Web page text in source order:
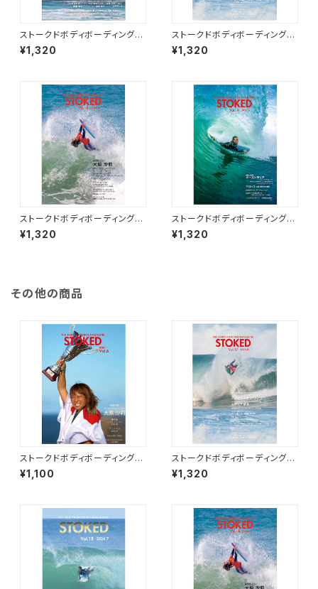
ストークドボディボーディングマ
ガジン Vol.16 / STOKED MA
G Vol.16
¥1,320
ストークドボディボーディングマ
ガジン Vol.17 / STOKED MA
G Vol.17
¥1,320
ストークドボディボーディングマ
ガジン Vol.15 / STOKED MA
G Vol.15
¥1,320
ストークドボディボーディングマ
ガジン Vol.14 / STOKED MA
G Vol.14
¥1,320
その他の商品
ストークドボディボーディングマ
ガジン Vol.6
¥1,100
ストークドボディボーディングマ
ガジン Vol.17 / STOKED MA
G Vol.17
¥1,320